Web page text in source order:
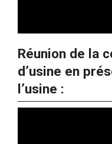
Réunion de la
d’usine en
l’usine :